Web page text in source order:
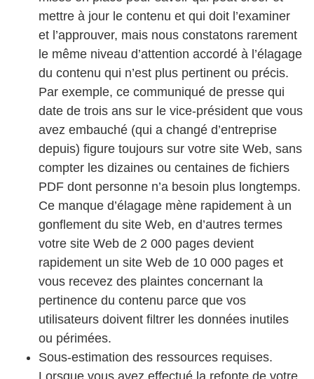
mettre à jour le contenu et qui doit l’examiner
et l’approuver, mais nous constatons rarement
le même niveau d’attention accordé à l’élagage
du contenu qui n’est plus pertinent ou précis.
Par exemple, ce communiqué de presse qui
date de trois ans sur le vice-président que vous
avez embauché (qui a changé d’entreprise
depuis) figure toujours sur votre site Web, sans
compter les dizaines ou centaines de fichiers
PDF dont personne n’a besoin plus longtemps.
Ce manque d’élagage mène rapidement à un
gonflement du site Web, en d’autres termes
votre site Web de 2 000 pages devient
rapidement un site Web de 10 000 pages et
vous recevez des plaintes concernant la
pertinence du contenu parce que vos
utilisateurs doivent filtrer les données inutiles
ou périmées.
Sous-estimation des ressources requises.
Lorsque vous avez effectué la refonte de votre